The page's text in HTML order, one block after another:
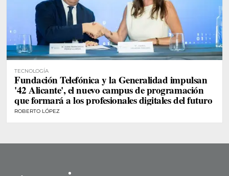
TECNOLOGÍA
Fundación Telefónica y la Generalidad impulsan
'42 Alicante', el nuevo campus de programación
que formará a los profesionales digitales del futuro
ROBERTO LÓPEZ